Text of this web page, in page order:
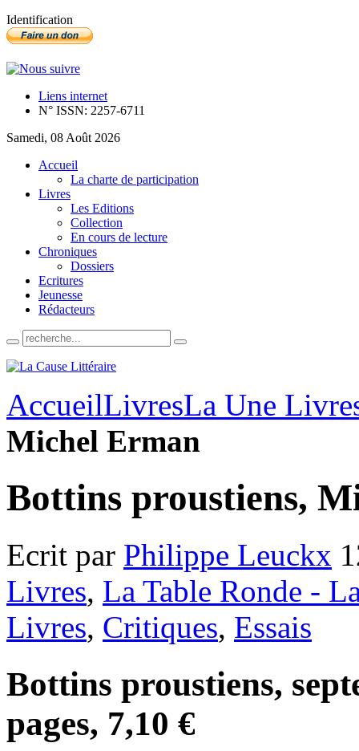
Identification
Liens internet
N° ISSN: 2257-6711
Samedi, 08 Août 2026
Accueil
La charte de participation
Livres
Les Editions
Collection
En cours de lecture
Chroniques
Dossiers
Ecritures
Jeunesse
Rédacteurs
AccueilLivresLa Une
Michel Erman
Bottins proustiens,
Ecrit par Philippe Leuckx
Livres, La Table Ronde -
Livres, Critiques, Essais
Bottins proustiens,
pages, 7,10 €